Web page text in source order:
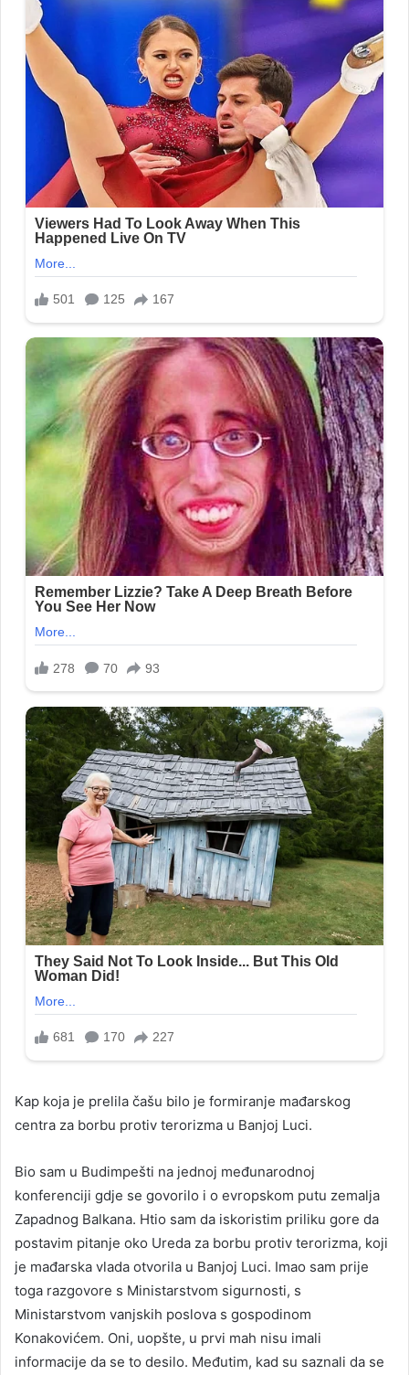
Kap koja je prelila čašu bilo je formiranje mađarskog
centra za borbu protiv terorizma u Banjoj Luci.
Bio sam u Budimpešti na jednoj međunarodnoj
konferenciji gdje se govorilo i o evropskom putu zemalja
Zapadnog Balkana. Htio sam da iskoristim priliku gore da
postavim pitanje oko Ureda za borbu protiv terorizma, koji
je mađarska vlada otvorila u Banjoj Luci. Imao sam prije
toga razgovore s Ministarstvom sigurnosti, s
Ministarstvom vanjskih poslova s gospodinom
Konakovićem. Oni, uopšte, u prvi mah nisu imali
informacije da se to desilo. Međutim, kad su saznali da se